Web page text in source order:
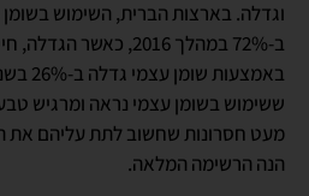
וגדלה. בארצות הברית, השימוש
ב-72% במהלך 2016, כאשר
ששימוש בשומן עצמי נראה ומרגיש
מעט חסרונות שחשוב לתת עליהם את
הנה הרשימה המלאה.